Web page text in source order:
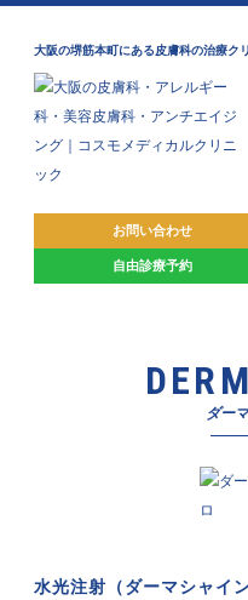
大阪の堺筋本町にある皮膚科の治療ク
お問い合わせ
自由診療予約
ダー
水光注射（ダーマシャイン